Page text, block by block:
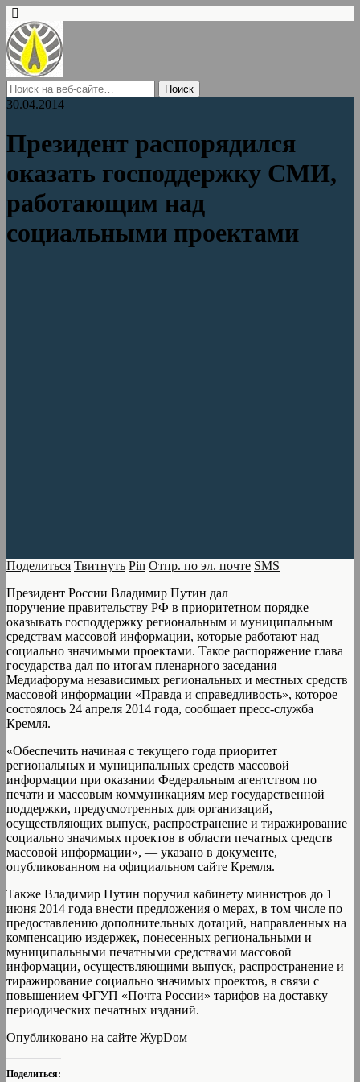
30.04.2014
Президент распорядился
оказать господдержку СМИ,
работающим над
социальными проектами
Поделиться Твитнуть Pin Отпр. по эл. почте SMS
Президент России Владимир Путин дал
поручение правительству РФ в приоритетном порядке
оказывать господдержку региональным и муниципальным
средствам массовой информации, которые работают над
социально значимыми проектами. Такое распоряжение глава
государства дал по итогам пленарного заседания
Медиафорума независимых региональных и местных средств
массовой информации «Правда и справедливость», которое
состоялось 24 апреля 2014 года, сообщает пресс-служба
Кремля.
«Обеспечить начиная с текущего года приоритет
региональных и муниципальных средств массовой
информации при оказании Федеральным агентством по
печати и массовым коммуникациям мер государственной
поддержки, предусмотренных для организаций,
осуществляющих выпуск, распространение и тиражирование
социально значимых проектов в области печатных средств
массовой информации», — указано в документе,
опубликованном на официальном сайте Кремля.
Также Владимир Путин поручил кабинету министров до 1
июня 2014 года внести предложения о мерах, в том числе по
предоставлению дополнительных дотаций, направленных на
компенсацию издержек, понесенных региональными и
муниципальными печатными средствами массовой
информации, осуществляющими выпуск, распространение и
тиражирование социально значимых проектов, в связи с
повышением ФГУП «Почта России» тарифов на доставку
периодических печатных изданий.
Опубликовано на сайте ЖурDом
Поделиться: